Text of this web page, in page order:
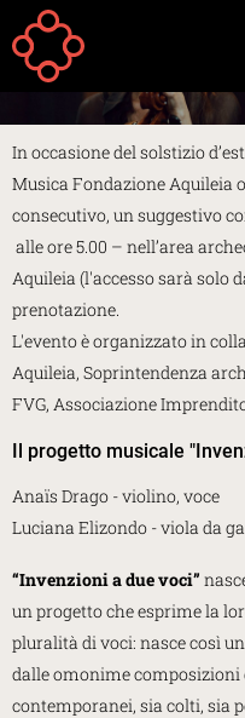
Перейти к основному
МЕРОПРИЯТИЯ
Concerto
In occasione del solstizio
Musica Fondazione Aquileia
consecutivo, un suggestivo
alle ore 5.00 – nell’area
Aquileia (l'accesso sarà solo
prenotazione.
L'evento è organizzato in
Aquileia, Soprintendenza
FVG, Associazione
Il progetto musicale
Anaïs Drago - violino, voce
Luciana Elizondo - viola da
“Invenzioni a due voci”
un progetto che esprime la
pluralità di voci: nasce così
dalle omonime composizioni
contemporanei, sia colti, sia